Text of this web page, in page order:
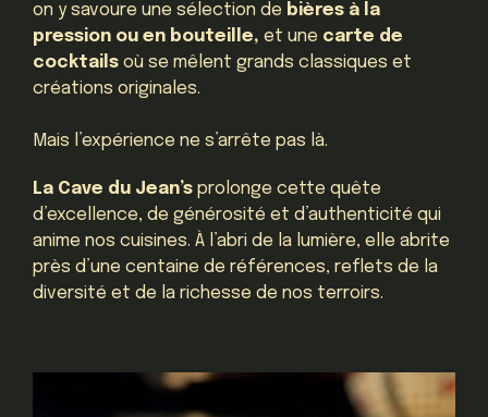
on y savoure une sélection de bières à la
pression ou en bouteille, et une carte de
cocktails où se mêlent grands classiques et
créations originales.
Mais l’expérience ne s’arrête pas là.
La Cave du Jean’s prolonge cette quête
d’excellence, de générosité et d’authenticité qui
anime nos cuisines. À l’abri de la lumière, elle abrite
près d’une centaine de références, reflets de la
diversité et de la richesse de nos terroirs.